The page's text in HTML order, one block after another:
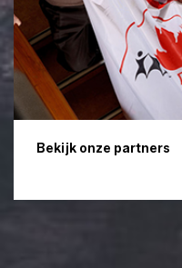
Bekijk onze partners